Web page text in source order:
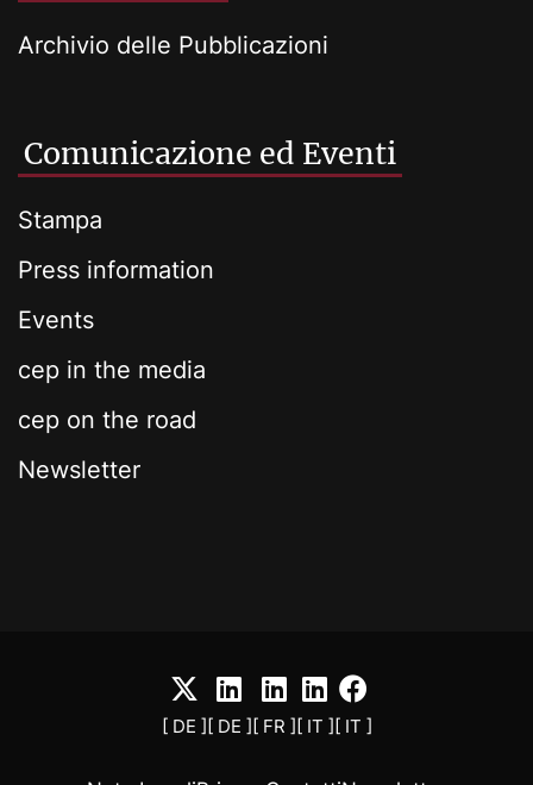
Archivio delle Pubblicazioni
Comunicazione ed Eventi
Stampa
Press information
Events
cep in the media
cep on the road
Newsletter
[ DE ][ DE ][ FR ][ IT ][ IT ]